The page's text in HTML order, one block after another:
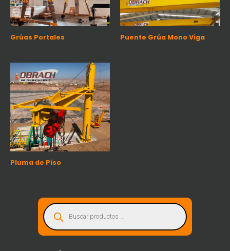
B
ú
s
q
u
d
Grúas Portales Puente Grúa Mono Viga
Pluma de Piso